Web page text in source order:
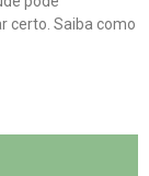
certo. Saiba como